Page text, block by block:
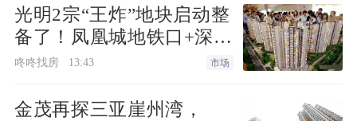
光明2宗“王炸”地块启动整
备了！凤凰城地铁口+深实
验+商业环绕
咚咚找房 13:43 市场
金茂再探三亚崖州湾，